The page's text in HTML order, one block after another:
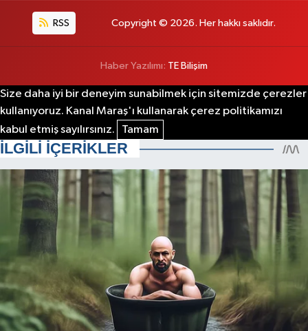
RSS Copyright © 2026. Her hakkı saklıdır.
Haber Yazılımı: TE Bilişim
Size daha iyi bir deneyim sunabilmek için sitemizde çerezler
kullanıyoruz. Kanal Maraş'ı kullanarak çerez politikamızı
kabul etmiş sayılırsınız.
Tamam